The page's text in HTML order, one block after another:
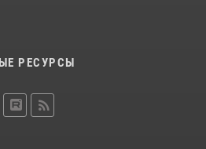
РЕСУРСЫ